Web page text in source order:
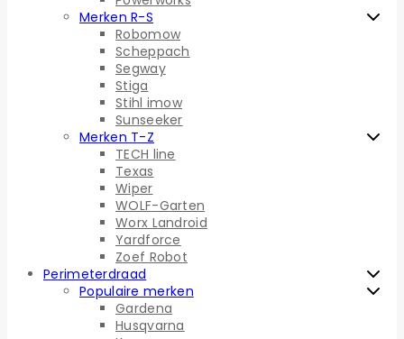
Merken R-S
Robomow
Scheppach
Segway
Stiga
Stihl imow
Sunseeker
Merken T-Z
TECH line
Texas
Wiper
WOLF-Garten
Worx Landroid
Yardforce
Zoef Robot
Perimeterdraad
Populaire merken
Gardena
Husqvarna